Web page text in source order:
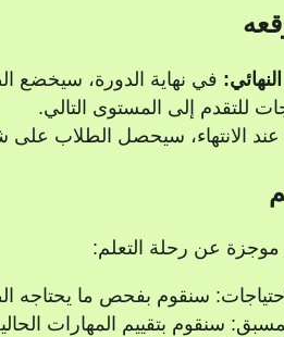
للتقدم إلى المستوى التالي.
عند الانتهاء، سيحصل الطلاب على
موجزة عن رحلة التعلم:
سنقوم بفحص ما يحتاجه
المسبق: سنقوم بتقييم المهارات